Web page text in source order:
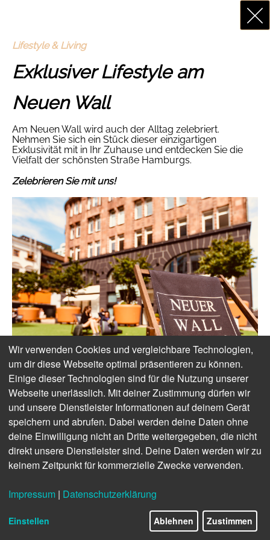
Lifestyle & Living
Exklusiver Lifestyle am
Neuen Wall
Am Neuen Wall wird auch der Alltag zelebriert.
Nehmen Sie sich ein Stück dieser einzigartigen
Exklusivität mit in Ihr Zuhause und entdecken Sie die
Vielfalt der schönsten Straße Hamburgs.
Zelebrieren Sie mit uns!
Douglas
Ewige Lampe
Wir verwenden Cookies und vergleichbare Technologien,
um dir diese Webseite optimal präsentieren zu können.
Einige dieser Technologien sind für die Nutzung unserer
Webseite unerlässlich. Mit deiner Zustimmung dürfen wir
und unsere Dienstleister Informationen auf deinem Gerät
speichern und abrufen. Dabei werden deine Daten ohne
deine Einwilligung nicht an Dritte weitergegeben, die nicht
direkt unsere Dienstleister sind. Deine Daten werden wir zu
keinem Zeitpunkt für kommerzielle Zwecke verwenden.
Impressum | Datenschutzerklärung
Einstellen Ablehnen Zustimmen